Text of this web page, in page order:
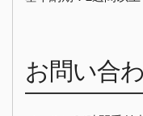
お問い合